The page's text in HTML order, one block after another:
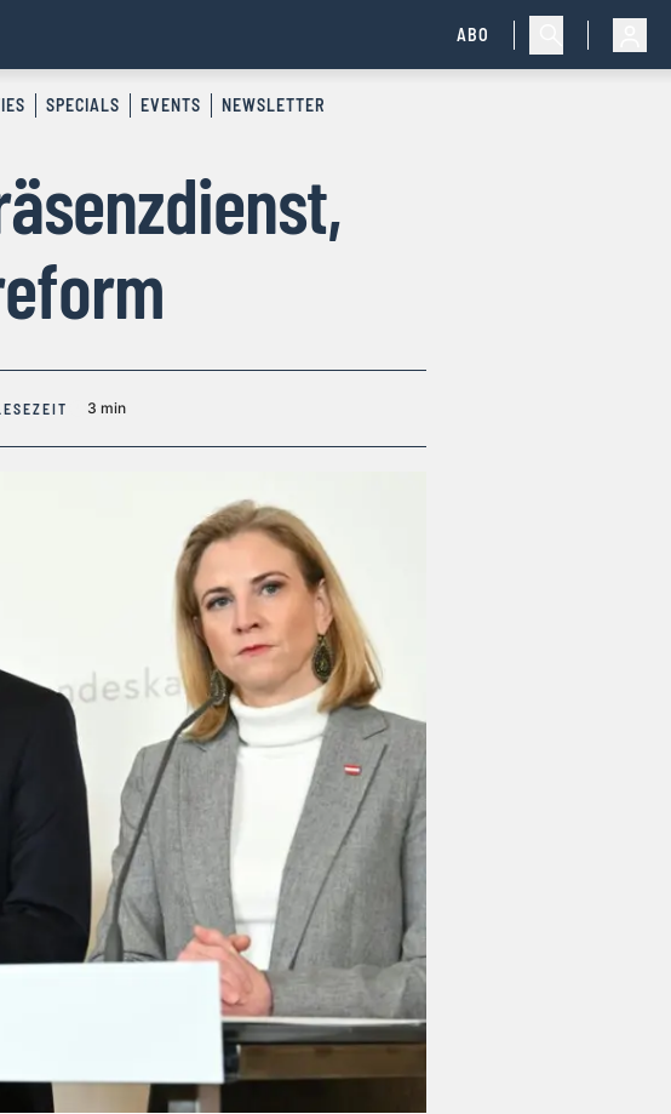
ABO
SPECIALS EVENTS NEWSLETTER
3 min